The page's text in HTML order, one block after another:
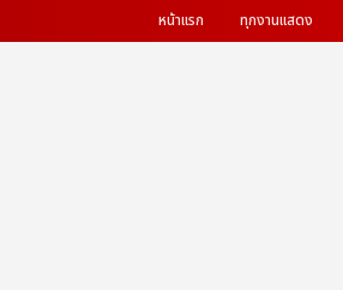
หน้าแรก ทุกงานแสดง